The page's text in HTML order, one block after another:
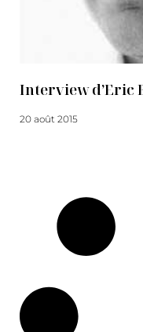
Interview d’Eric
20 août 2015